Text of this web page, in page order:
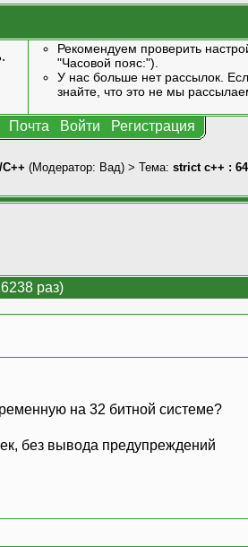
.
Рекомендуем проверить
"Часовой пояс:").
У нас больше нет рассылок.
знайте, что это не мы
Почта Войти Регистрация
С++ (Модератор: Вад) > Тема: strict c++ :
раз)
на 32 битной системе?
без вывода предупреждений